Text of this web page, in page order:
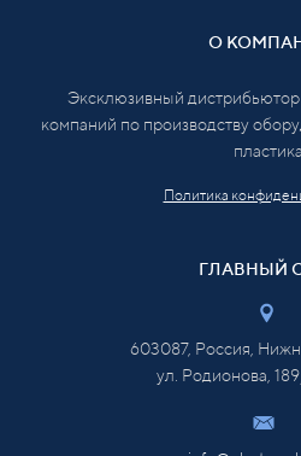
О
Эксклюзивный
компаний по производству
пластика.
Политика
ГЛАВНЫЙ
603087, Россия,
ул. Родионова,